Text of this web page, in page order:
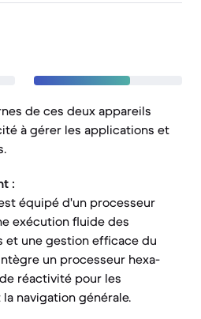
de ces deux appareils
à gérer les applications et
:
équipé d'un processeur
exécution fluide des
et une gestion efficace du
un processeur hexa-
réactivité pour les
navigation générale.